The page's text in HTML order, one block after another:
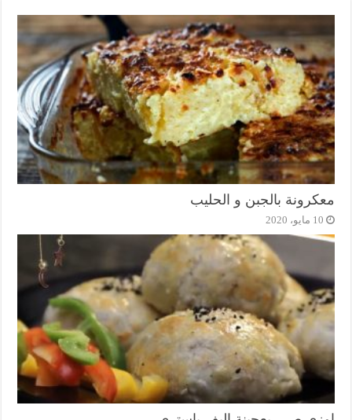
معكرونة بالجبن و الحليب
10 مايو، 2020